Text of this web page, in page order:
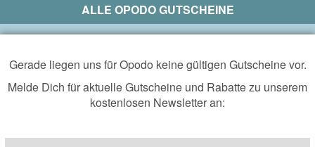
ALLE OPODO GUTSCHEINE
Gerade liegen uns für Opodo keine gültigen Gutscheine vor.
Melde Dich für aktuelle Gutscheine und Rabatte zu unserem
kostenlosen Newsletter an: